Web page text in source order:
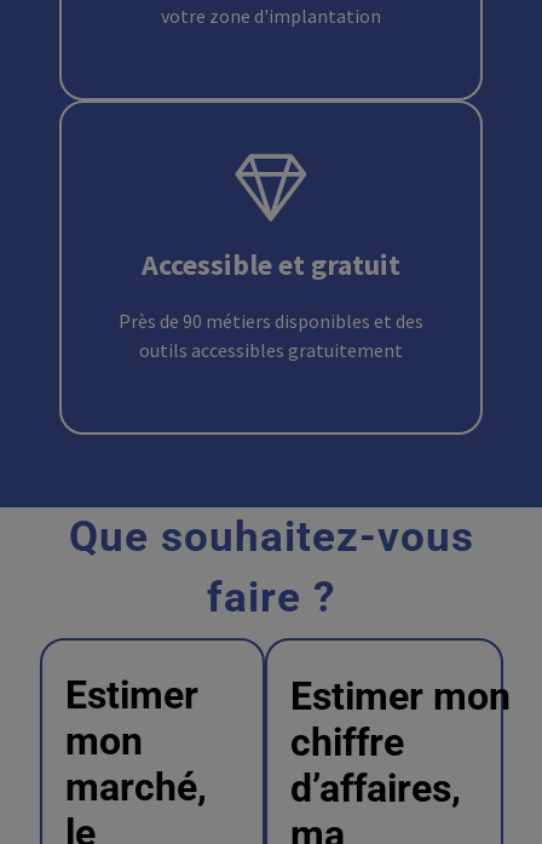
votre zone d'implantation
Accessible et gratuit
Près de 90 métiers disponibles et des
outils accessibles gratuitement
Que souhaitez-vous
faire ?
Estimer
mon
marché,
le
Estimer mon
chiffre
d’affaires,
ma